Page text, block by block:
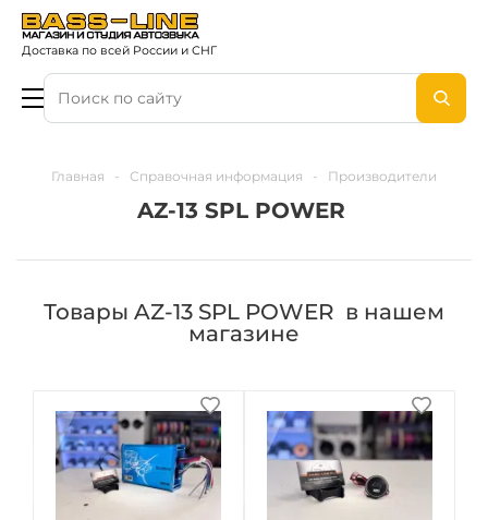
Доставка по всей России и СНГ
Главная - Справочная информация - Производители
AZ-13 SPL POWER
Товары AZ-13 SPL POWER в нашем
магазине